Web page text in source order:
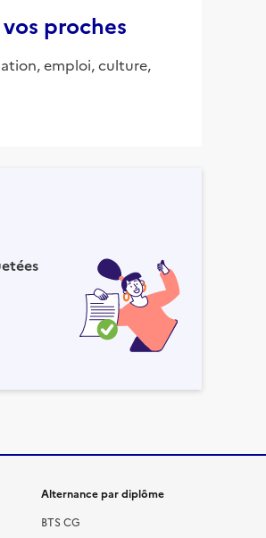
proches
emploi, culture,
Alternance par diplôme
BTS CG